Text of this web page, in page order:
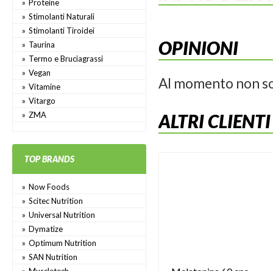
Proteine
Stimolanti Naturali
Stimolanti Tiroidei
Taurina
Termo e Bruciagrassi
Vegan
Vitamine
Vitargo
ZMA
TOP BRANDS
Now Foods
Scitec Nutrition
Universal Nutrition
Dymatize
Optimum Nutrition
SAN Nutrition
OPINIONI
Al momento non
ALTRI